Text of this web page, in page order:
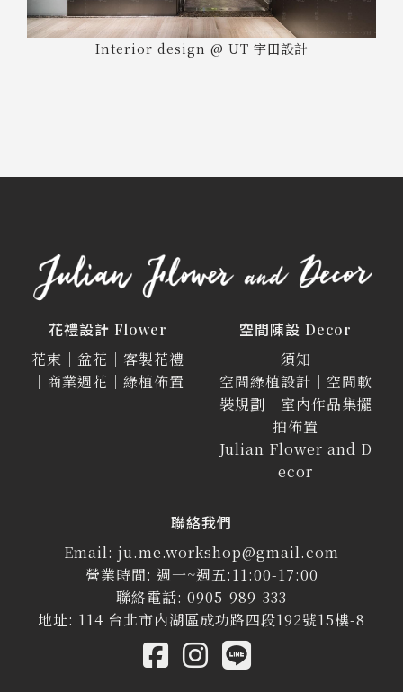
Interior design @ UT 宇田設計
花禮設計 Flower
花束｜盆花｜客製花禮
｜商業週花｜綠植佈置
空間陳設 Decor
須知
空間綠植設計｜空間軟
裝規劃｜室內作品集擺
拍佈置
Julian Flower and D
ecor
聯絡我們
Email: ju.me.workshop@gmail.com
營業時間: 週一~週五:11:00-17:00
聯絡電話: 0905-989-333
地址: 114 台北市內湖區成功路四段192號15樓-8